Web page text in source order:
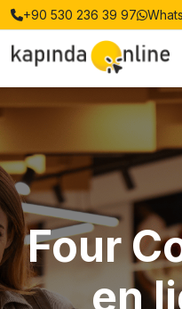
+90 530 236 39 97
Four
en